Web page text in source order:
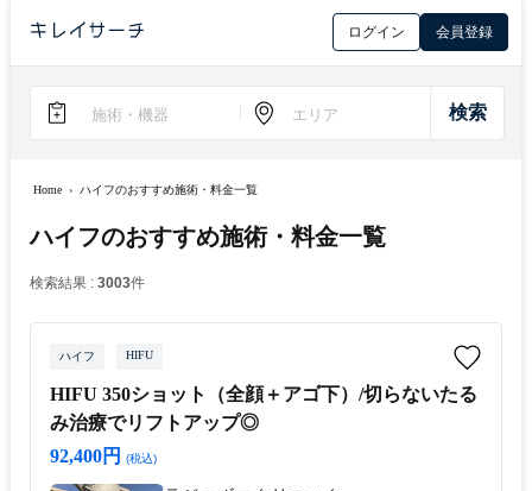
ログイン 会員登録
Home › ハイフのおすすめ施術・料金一覧
ハイフのおすすめ施術・料金一覧
検索結果 : 3003件
ハイフ HIFU
HIFU 350ショット（全顔＋アゴ下）/切らないたる
み治療でリフトアップ◎
92,400円
(税込)